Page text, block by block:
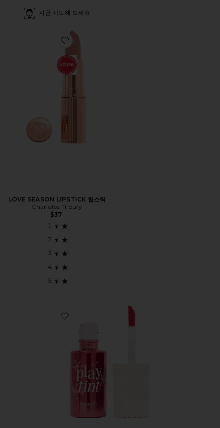
지금 시도해 보세요
Favorite LOVE SEASON LIPSTICK 립스틱
LOVE SEASON LIPSTICK 립스틱
Charlotte Tilbury
$37
Favorite 립&취크 스테인